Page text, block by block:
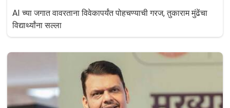
AI च्या जगात वावरताना विवेकापर्यंत पोहचण्याची गरज, तुकाराम मुंढेंचा
विद्यार्थ्यांना सल्ला